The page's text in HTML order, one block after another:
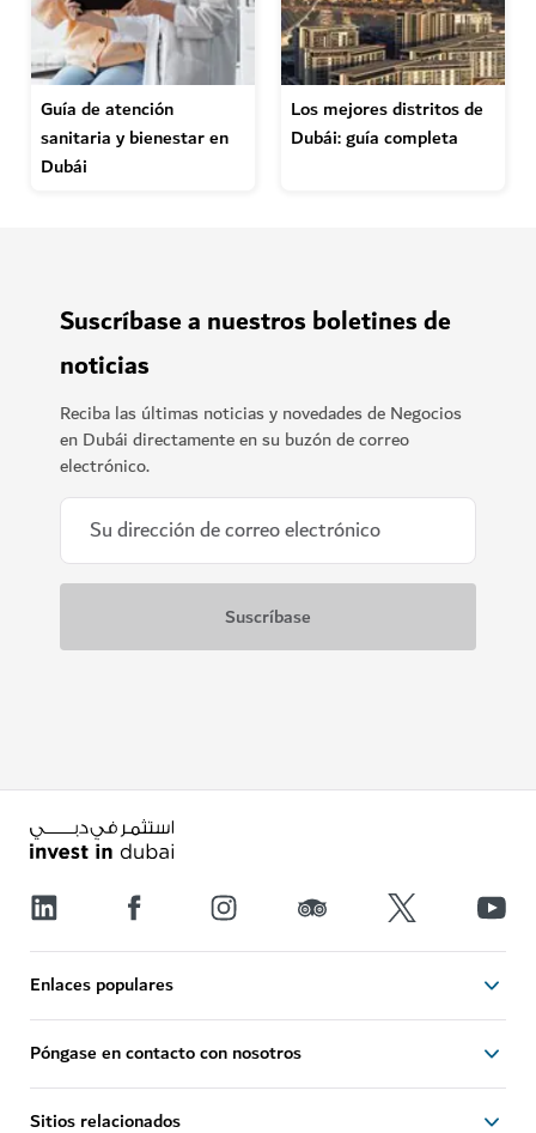
Guía de atención
sanitaria y bienestar en
Dubái
Los mejores distritos de
Dubái: guía completa
Suscríbase a nuestros boletines de
noticias
Reciba las últimas noticias y novedades de Negocios
en Dubái directamente en su buzón de correo
electrónico.
Enlaces populares
Póngase en contacto con nosotros
Sitios relacionados